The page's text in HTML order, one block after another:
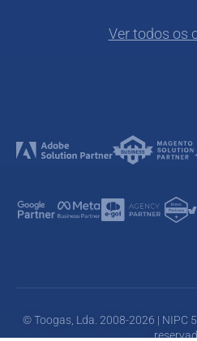
Ver todos os
© Toogas, Lda. 2008-2026 | NIPC